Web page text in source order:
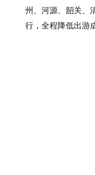
州、河源、韶关、
行，全程降低出游